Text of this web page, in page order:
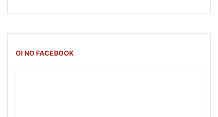
OI NO FACEBOOK